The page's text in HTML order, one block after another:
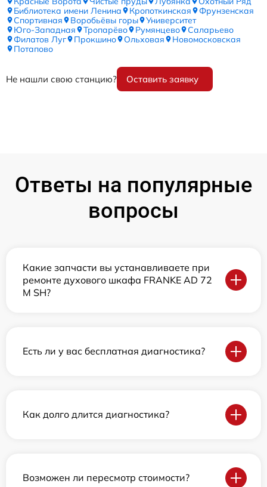
Библиотека имени Ленина
Кропоткинская
Фрунзенская
Спортивная
Воробьёвы горы
Университет
Юго-Западная
Тропарёво Румянцево
Саларьево
Филатов Луг
Прокшино Ольховая
Новомосковская
Потапово
Не нашли свою станцию? Оставить заявку
Ответы на популярные
вопросы
Какие запчасти вы устанавливаете при
ремонте духового шкафа FRANKE AD 72
M SH?
Есть ли у вас бесплатная диагностика?
Как долго длится диагностика?
Возможен ли пересмотр стоимости?